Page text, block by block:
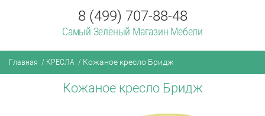
8 (499) 707-88-48
Самый Зелёный Магазин Мебели
Главная / КРЕСЛА / Кожаное кресло Бридж
Кожаное кресло Бридж